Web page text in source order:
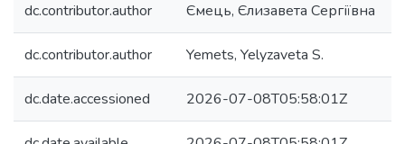
dc.contributor.author Ємець, Єлизавета Сергіївна
dc.contributor.author Yemets, Yelyzaveta S.
dc.date.accessioned 2026-07-08T05:58:01Z